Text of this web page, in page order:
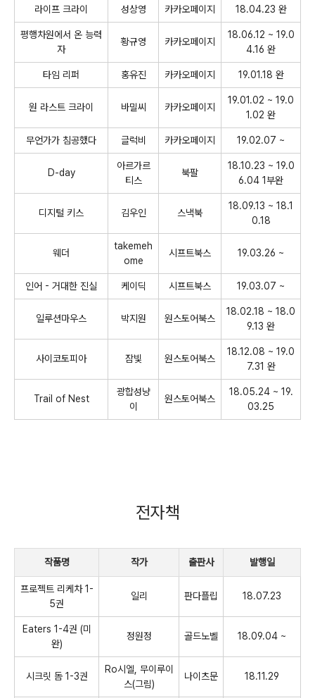
라이프 크라이 성상영 카카오페이지 18.04.23 완
평행차원에서 온 능력
자
황규영 카카오페이지
18.06.12 ~ 19.0
4.16 완
타임 리퍼 홍유진 카카오페이지 19.01.18 완
원 라스트 크라이 바밀씨 카카오페이지
19.01.02 ~ 19.0
1.02 완
무언가가 침공했다 글럭비 카카오페이지 19.02.07 ~
D-day
아르가르
티스
북팔
18.10.23 ~ 19.0
6.04 1부완
디지털 키스 김우인 스낵북
18.09.13 ~ 18.1
0.18
웨더
takemeh
ome
시프트북스 19.03.26 ~
인어 - 거대한 진실 케이딕 시프트북스 19.03.07 ~
일루션마우스 박지원 원스토어북스
18.02.18 ~ 18.0
9.13 완
사이코토피아 잠빛 원스토어북스
18.12.08 ~ 19.0
7.31 완
Trail of Nest
광합성냥
이
원스토어북스
18.05.24 ~ 19.
03.25
전자책
작품명 작가 출판사 발행일
프로젝트 리케차 1-
5권
일리 판다플립 18.07.23
Eaters 1-4권 (미
완)
정원정 골드노벨 18.09.04 ~
시크릿 돔 1-3권
Ro시엘, 무이루이
스(그림)
나이츠문 18.11.29